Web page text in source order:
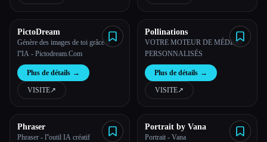
PictoDream
Génère des images de toi grâce à
l''IA - Pictodream.Com
Plus de détails →
VISITE↗︎
Pollinations
VOTRE MOTEUR DE MÉDIAS
PERSONNALISÉS
Plus de détails →
VISITE↗︎
Phraser
Phraser - l''outil IA créatif
Portrait by Vana
Portrait - Vana